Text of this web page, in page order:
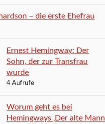
– die erste Ehefrau
Ernest Hemingway: Der
Sohn, der zur Transfrau
wurde
4 Aufrufe
Worum geht es bei
Hemingways ‚Der alte Mann